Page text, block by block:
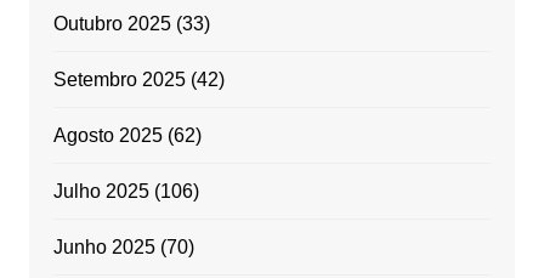
Outubro 2025(33)
Setembro 2025(42)
Agosto 2025(62)
Julho 2025(106)
Junho 2025(70)